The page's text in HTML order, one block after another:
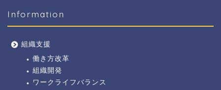
Information
組織支援
働き方改革
組織開発
ワークライフバランス